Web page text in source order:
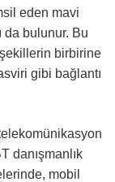
eden mavi
da bulunur. Bu
birbirine
gibi bağlantı
danışmanlık
mobil